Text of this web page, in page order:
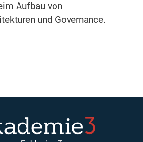
Aufbau von
und Governance.